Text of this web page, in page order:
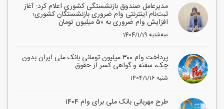
مدیرعامل صندوق بازنشستگی کشوری اعلام کرد: آغاز
ثبت‌نام اینترنتی وام ضروری بازنشستگان کشوری؛
افزایش وام ضروری به ۵۰ میلیون تومان
1404/1/19 سه‌شنبه
پرداخت وام ۳۰۰ میلیون تومانی بانک ملی ایران بدون
چک، سفته و گواهی کسر از حقوق
1404/1/16 شنبه
طرح مهربانی بانک ملی برای وام 1404